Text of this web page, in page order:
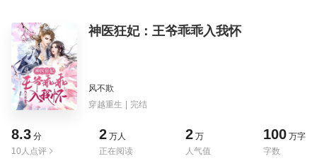
神医狂妃：王爷乖乖入我怀
风不欺
穿越重生 | 完结
8.3 分
10人点评
2 万人
正在阅读
2 万
人气值
100 万字
字数